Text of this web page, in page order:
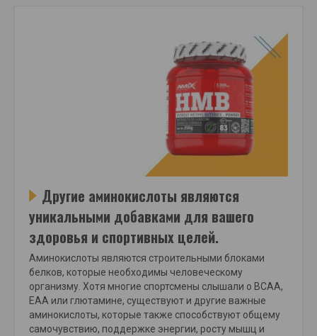
Другие аминокислоты являются
уникальными добавками для вашего
здоровья и спортивных целей.
Аминокислоты являются строительными блоками
белков, которые необходимы человеческому
организму. Хотя многие спортсмены слышали о BCAA,
EAA или глютамине, существуют и другие важные
аминокислоты, которые также способствуют общему
самочувствию, поддержке энергии, росту мышц и